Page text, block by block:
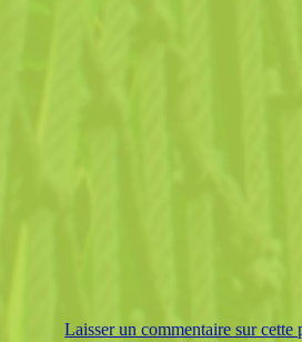
Laisser un commentaire sur cette